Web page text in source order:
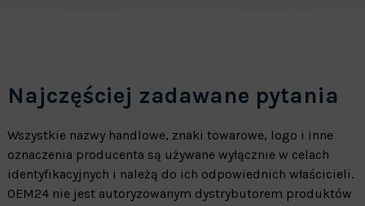
Najczęściej zadawane pytania
Wszystkie nazwy handlowe, znaki towarowe, logo i inne
oznaczenia producenta są używane wyłącznie w celach
identyfikacyjnych i należą do ich odpowiednich właścicieli.
OEM24 nie jest autoryzowanym dystrybutorem produktów